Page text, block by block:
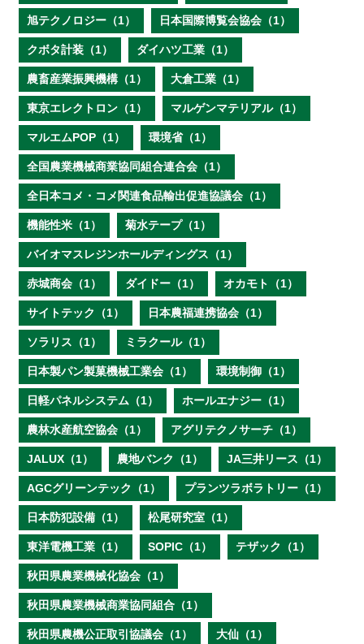
旭テクノロジー（1） 日本国際博覧会協会（1）
クボタ計装（1） ダイハツ工業（1）
農畜産業振興機構（1） 大倉工業（1）
東京エレクトロン（1） マルゲンマテリアル（1）
マルエムPOP（1） 環境省（1）
全国農業機械商業協同組合連合会（1）
全日本コメ・コメ関連食品輸出促進協議会（1）
機能性米（1） 菊水テープ（1）
バイオマスレジンホールディングス（1）
赤城商会（1） ダイドー（1） オカモト（1）
サイトテック（1） 日本農福連携協会（1）
ソラリス（1） ミラクール（1）
日本製パン製菓機械工業会（1） 環境制御（1）
日軽パネルシステム（1） ホールエナジー（1）
農林水産航空協会（1） アグリテクノサーチ（1）
JALUX（1） 農地バンク（1） JA三井リース（1）
AGCグリーンテック（1） プランツラボラトリー（1）
日本防犯設備（1） 松尾研究室（1）
東洋電機工業（1） SOPIC（1） テザック（1）
秋田県農業機械化協会（1）
秋田県農業機械商業協同組合（1）
秋田県農機公正取引協議会（1） 大仙（1）